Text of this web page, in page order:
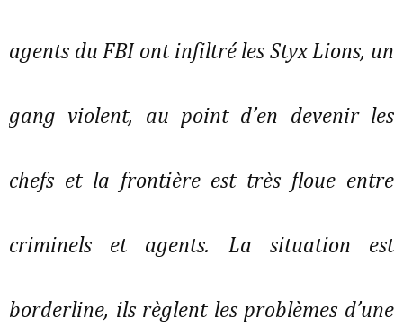
agents du FBI ont infiltré les Styx Lions, un
gang violent, au point d’en devenir les
chefs et la frontière est très floue entre
criminels et agents. La situation est
borderline, ils règlent les problèmes d’une